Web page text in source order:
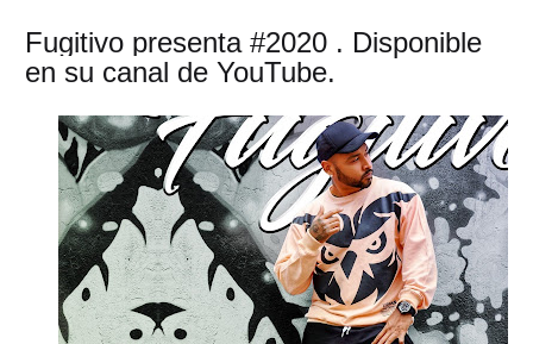
Fugitivo presenta #2020 . Disponible
en su canal de YouTube.